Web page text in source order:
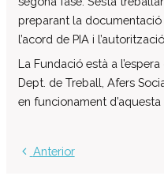
Serveis a
Formació
Centre
preparant la
l’acord de PIA i
La Fundació està a
Dept. de Treball, Afers
en funcionament d’aquesta
Anterior